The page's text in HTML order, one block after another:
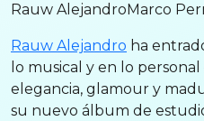
Rauw AlejandroMarco
Rauw Alejandro ha
lo musical y en lo
elegancia, glamour y
su nuevo álbum de